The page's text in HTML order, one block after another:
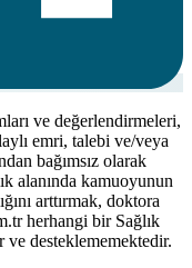
ve değerlendirmeleri,
emri, talebi ve/veya
bağımsız olarak
alanında kamuoyunun
arttırmak, doktora
herhangi bir Sağlık
ve desteklememektedir.